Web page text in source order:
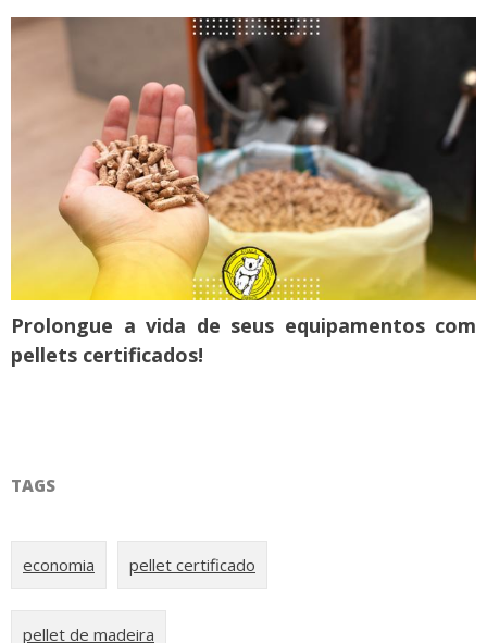
Prolongue a vida de seus equipamentos com
pellets certificados!
TAGS
economia pellet certificado
pellet de madeira